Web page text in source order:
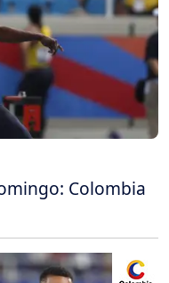
Colombia